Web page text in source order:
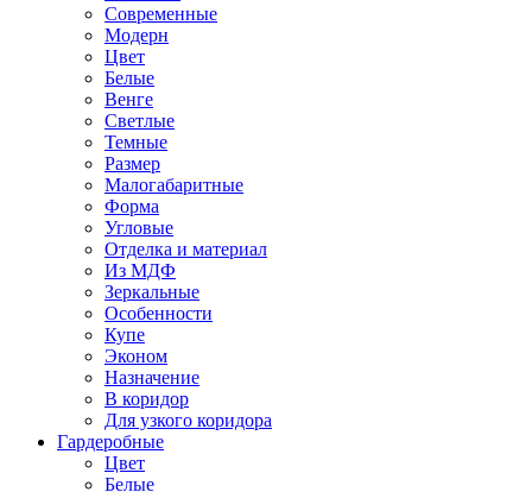
Современные
Модерн
Цвет
Белые
Венге
Светлые
Темные
Размер
Малогабаритные
Форма
Угловые
Отделка и материал
Из МДФ
Зеркальные
Особенности
Купе
Эконом
Назначение
В коридор
Для узкого коридора
Гардеробные
Цвет
Белые